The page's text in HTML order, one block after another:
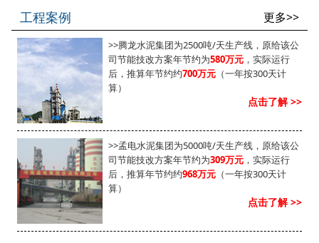
工程案例 更多>>
>>腾龙水泥集团为2500吨/天生产线，原给该公
司节能技改方案年节约为580万元 ，实际运行
后，推算年节约约700万元 （一年按300天计
算）
点击了解 >>
>>孟电水泥集团为5000吨/天生产线，原给该公
司节能技改方案年节约为309万元 ，实际运行
后，推算年节约约968万元 （一年按300天计
算）
点击了解 >>